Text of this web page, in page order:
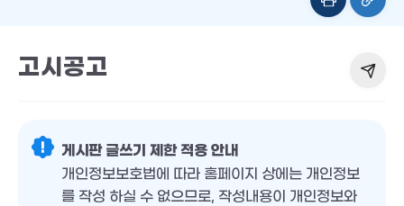
고시공고
게시판 글쓰기 제한 적용 안내
개인정보보호법에 따라 홈페이지 상에는 개인정보
를 작성 하실 수 없으므로, 작성내용이 개인정보와